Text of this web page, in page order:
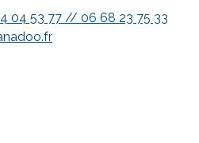
04 53 77 // 06 68 23 75 33